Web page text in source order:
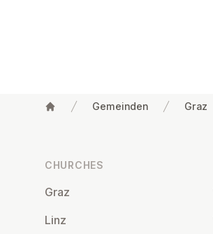
Gemeinden Graz
CHURCHES
Graz
Linz